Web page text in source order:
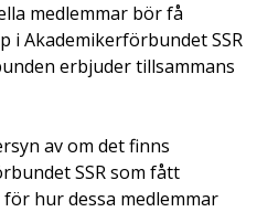
medlemmar bör få
i Akademikerförbundet SSR
erbjuder tillsammans
av om det finns
SSR som fått
hur dessa medlemmar